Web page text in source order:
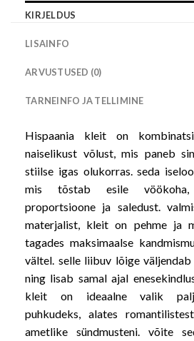
KIRJELDUS
LISAINFO
ARVUSTUSED (0)
TARNEINFO JA TELLIMINE
Hispaania kleit on
naiselikust võlust, mis paneb
stiilse igas olukorras. seda
mis tõstab esile
proportsioone ja saledust.
materjalist, kleit on pehme ja
tagades maksimaalse
vältel. selle liibuv lõige
ning lisab samal ajal
kleit on ideaalne valik
puhkudeks, alates
ametlike sündmusteni. võite